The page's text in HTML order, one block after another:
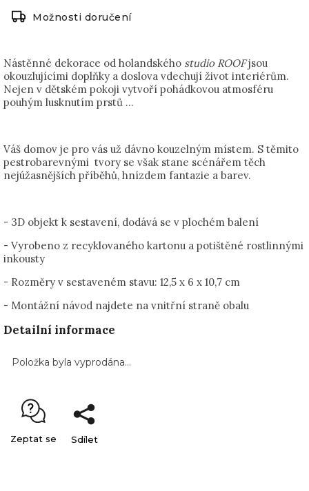
Možnosti doručení
Nástěnné dekorace od holandského studio ROOFjsou
okouzlujícími doplňky a doslova vdechují život interiérům.
Nejen v dětském pokoji vytvoří pohádkovou atmosféru
pouhým lusknutím prstů …
Váš domov je pro vás už dávno kouzelným místem. S těmito
pestrobarevnými tvory se však stane scénářem těch
nejúžasnějších příběhů, hnízdem fantazie a barev.
- 3D objekt k sestavení, dodává se v plochém balení
- Vyrobeno z recyklovaného kartonu a potištěné rostlinnými
inkousty
- Rozměry v sestaveném stavu: 12,5 x 6 x 10,7 cm
- Montážní návod najdete na vnitřní straně obalu
Detailní informace
Položka byla vyprodána…
Zeptat se Sdílet